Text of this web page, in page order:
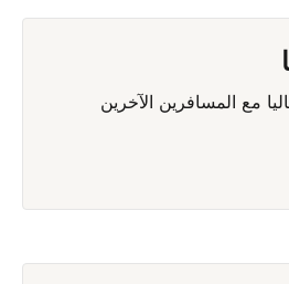
مع المسافرين الآخرين